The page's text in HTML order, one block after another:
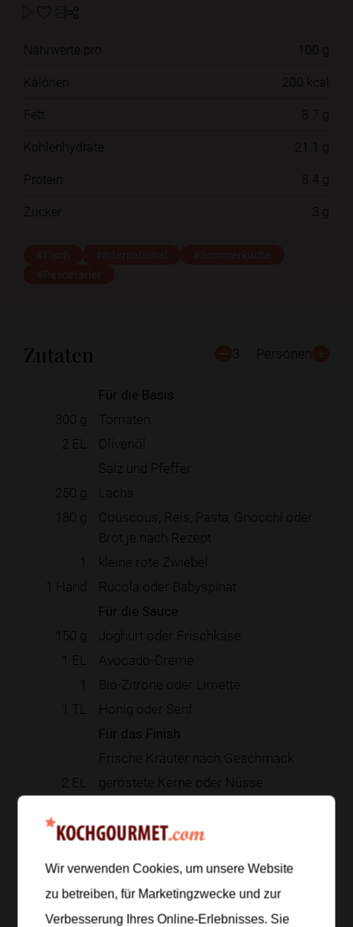
Nährwerte pro
100 g
Kalorien
200 kcal
Fett
8.7 g
Kohlenhydrate
21.1 g
Protein
8.4 g
Zucker
3 g
Zutaten 3 Personen
Für die Basis
300 g
Tomaten
2 EL
Olivenöl
Salz und Pfeffer
250 g
Lachs
180 g
Couscous, Reis, Pasta, Gnocchi oder
Brot je nach Rezept
1
kleine rote Zwiebel
1 Hand Rucola oder Babyspinat
Für die Sauce
150 g
Joghurt oder Frischkäse
1 EL
Avocado-Creme
1
Bio-Zitrone oder Limette
1 TL Honig oder Senf
Für das Finish
Frische Kräuter nach Geschmack
2 EL geröstete Kerne oder Nüsse
Zur Einkaufsliste hinzufügen
Zubereitung
Wir verwenden Cookies, um unsere Website
zu betreiben, für Marketingzwecke und zur
Verbesserung Ihres Online-Erlebnisses. Sie